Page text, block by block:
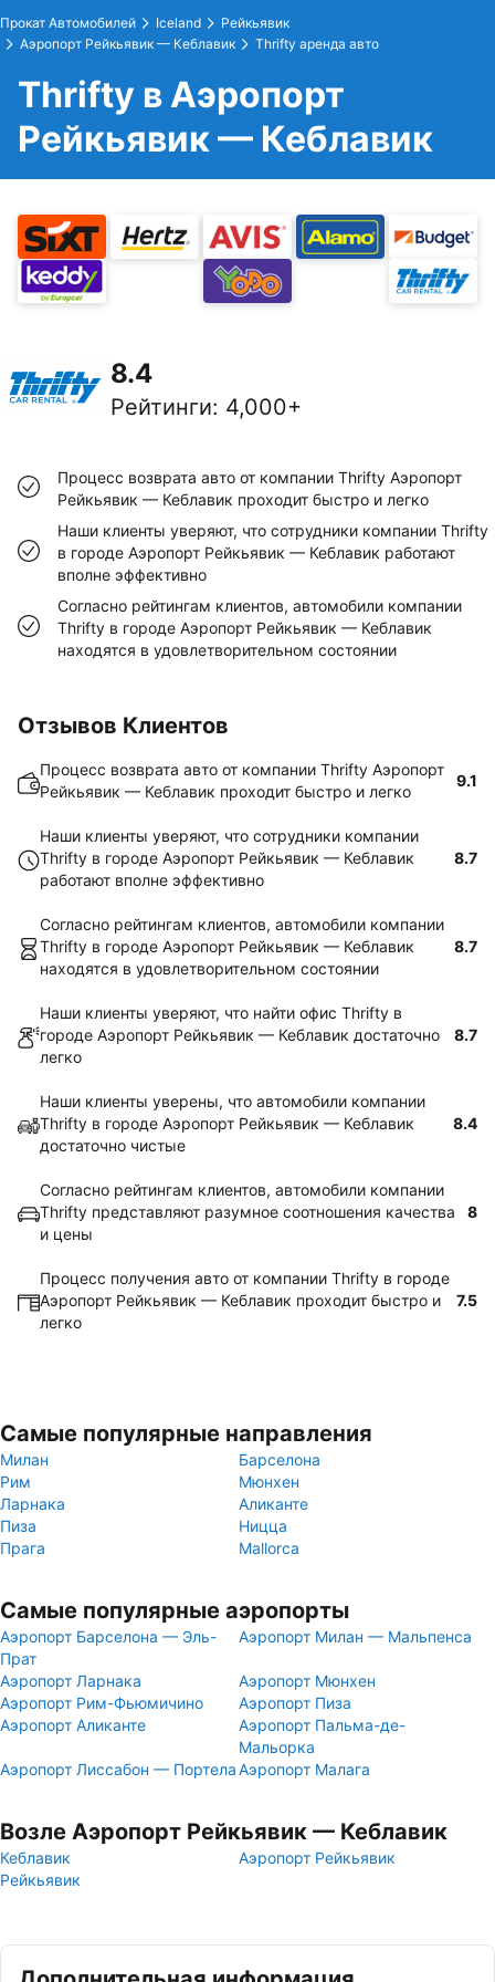
Прокат Автомобилей Iceland
Рейкьявик
Аэропорт Рейкьявик — Кеблавик
Thrifty аренда авто
Thrifty в Аэропорт
Рейкьявик — Кеблавик
8.4
Рейтинги: 4,000+
Процесс возврата авто от компании Thrifty Аэропорт
Рейкьявик — Кеблавик проходит быстро и легко
Наши клиенты уверяют, что сотрудники компании Thrifty
в городе Аэропорт Рейкьявик — Кеблавик работают
вполне эффективно
Согласно рейтингам клиентов, автомобили компании
Thrifty в городе Аэропорт Рейкьявик — Кеблавик
находятся в удовлетворительном состоянии
Отзывов Клиентов
Процесс возврата авто от компании Thrifty Аэропорт
Рейкьявик — Кеблавик проходит быстро и легко
9.1
Наши клиенты уверяют, что сотрудники компании
Thrifty в городе Аэропорт Рейкьявик — Кеблавик
работают вполне эффективно
8.7
Согласно рейтингам клиентов, автомобили компании
Thrifty в городе Аэропорт Рейкьявик — Кеблавик
находятся в удовлетворительном состоянии
8.7
Наши клиенты уверяют, что найти офис Thrifty в
городе Аэропорт Рейкьявик — Кеблавик достаточно
легко
8.7
Наши клиенты уверены, что автомобили компании
Thrifty в городе Аэропорт Рейкьявик — Кеблавик
достаточно чистые
8.4
Согласно рейтингам клиентов, автомобили компании
Thrifty представляют разумное соотношения качества
и цены
8
Процесс получения авто от компании Thrifty в городе
Аэропорт Рейкьявик — Кеблавик проходит быстро и
легко
7.5
Самые популярные направления
Милан
Барселона
Рим
Мюнхен
Ларнака
Аликанте
Пиза
Ницца
Прага
Mallorca
Самые популярные аэропорты
Аэропорт Барселона — Эль-
Прат
Аэропорт Милан — Мальпенса
Аэропорт Ларнака
Аэропорт Мюнхен
Аэропорт Рим-Фьюмичино
Аэропорт Пиза
Аэропорт Аликанте
Аэропорт Пальма-де-
Мальорка
Аэропорт Лиссабон — ПортелаАэропорт Малага
Возле Аэропорт Рейкьявик — Кеблавик
Кеблавик
Аэропорт Рейкьявик
Рейкьявик